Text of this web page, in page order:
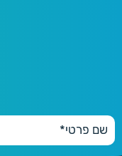
290 ₪